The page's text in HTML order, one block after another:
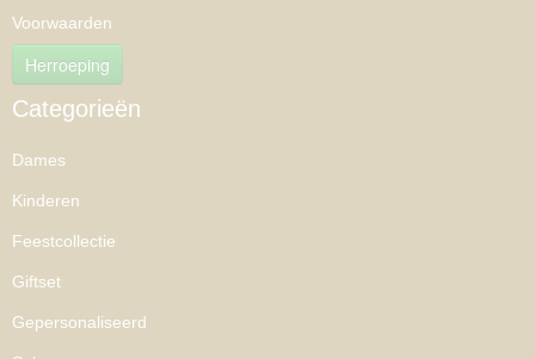
Voorwaarden
Herroeping
Categorieën
Dames
Kinderen
Feestcollectie
Giftset
Gepersonaliseerd